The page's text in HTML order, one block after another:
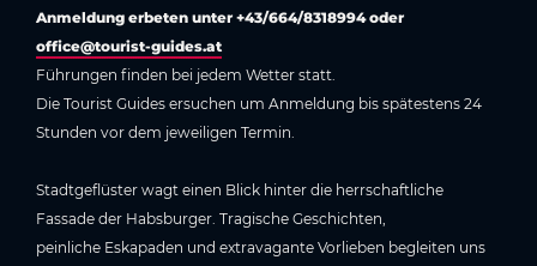
Anmeldung erbeten unter +43/664/8318994 oder
office@tourist-guides.at
Führungen finden bei jedem Wetter statt.
Die Tourist Guides ersuchen um Anmeldung bis spätestens 24
Stunden vor dem jeweiligen Termin.
Stadtgeflüster wagt einen Blick hinter die herrschaftliche
Fassade der Habsburger. Tragische Geschichten,
peinliche Eskapaden und extravagante Vorlieben begleiten uns